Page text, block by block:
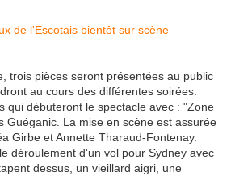
trois pièces seront présentées au public
au cours des différentes soirées.
qui débuteront le spectacle avec : "Zone
Guéganic. La mise en scène est assurée
Girbe et Annette Tharaud-Fontenay.
déroulement d'un vol pour Sydney avec
dessus, un vieillard aigri, une